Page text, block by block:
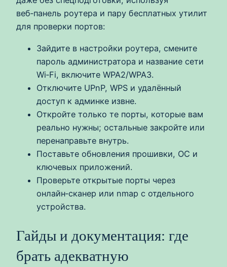
веб‑панель роутера и пару бесплатных утилит
для проверки портов:
Зайдите в настройки роутера, смените
пароль администратора и название сети
Wi‑Fi, включите WPA2/WPA3.
Отключите UPnP, WPS и удалённый
доступ к админке извне.
Откройте только те порты, которые вам
реально нужны; остальные закройте или
перенаправьте внутрь.
Поставьте обновления прошивки, ОС и
ключевых приложений.
Проверьте открытые порты через
онлайн‑сканер или nmap с отдельного
устройства.
Гайды и документация: где
брать адекватную